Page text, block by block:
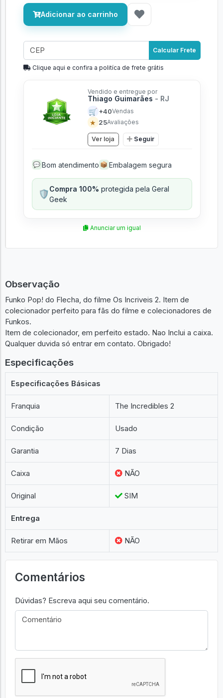
Adicionar ao carrinho
Calcular Frete
Clique aqui e confira a politíca de frete grátis
Vendido e entregue por
Thiago Guimarães - RJ
🛒 +40Vendas
★ 25Avaliações
Ver loja Seguir
💬 Bom atendimento 📦 Embalagem segura
🛡️Compra 100% protegida pela Geral
Geek
Anunciar um igual
Observação
Funko Pop! do Flecha, do filme Os Incriveis 2. Item de
colecionador perfeito para fãs do filme e colecionadores de
Funkos.
Item de colecionador, em perfeito estado. Nao Inclui a caixa.
Qualquer duvida só entrar em contato. Obrigado!
Especificações
Especificações Básicas
Franquia The Incredibles 2
Condição Usado
Garantia 7 Dias
Caixa NÃO
Original SIM
Entrega
Retirar em Mãos NÃO
Comentários
Dúvidas? Escreva aqui seu comentário.